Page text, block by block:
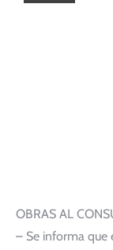
OBRAS AL
– Se informa que